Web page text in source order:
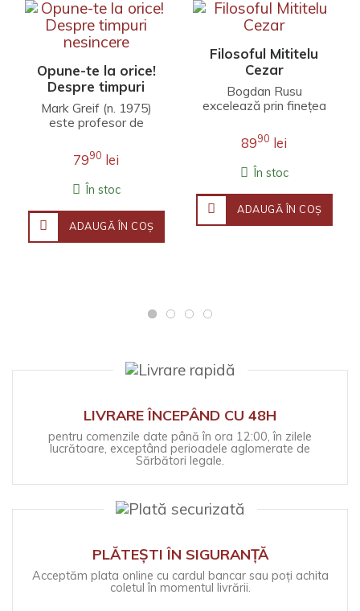
Opune-te la orice!
Despre timpuri
nesincere
Mark Greif (n. 1975)
este profesor de
Universitatea Stanford.
Fineţea observaţ..
7990 lei
În stoc
ADAUGĂ ÎN COŞ
Filosoful Mititelu
Cezar
Bogdan Rusu
excelează prin finețea
îmbină erudiția
filosofică, investigația j..
8990 lei
În stoc
ADAUGĂ ÎN COŞ
LIVRARE ÎNCEPÂND CU 48H
pentru comenzile date până în ora 12:00, în zilele
lucrătoare, exceptând perioadele aglomerate de
Sărbători legale.
PLĂTEȘTI ÎN SIGURANȚĂ
Acceptăm plata online cu cardul bancar sau poți achita
coletul în momentul livrării.